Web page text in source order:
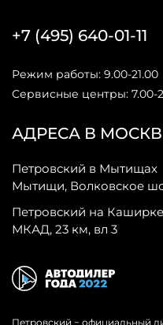
АДРЕСА В
Петровский в Мытищах
Мытищи, Волковское
Петровский на Каширке
МКАД, 23 км, вл 3
+7 (495) 640-01-11
Режим работы: 9.00-21.00
Сервисные центры: 7.00-
Петровский − официальный